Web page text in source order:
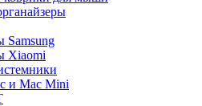
Xiaomi
и Mac Mini